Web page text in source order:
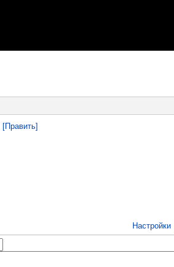
[Править]
Настройки